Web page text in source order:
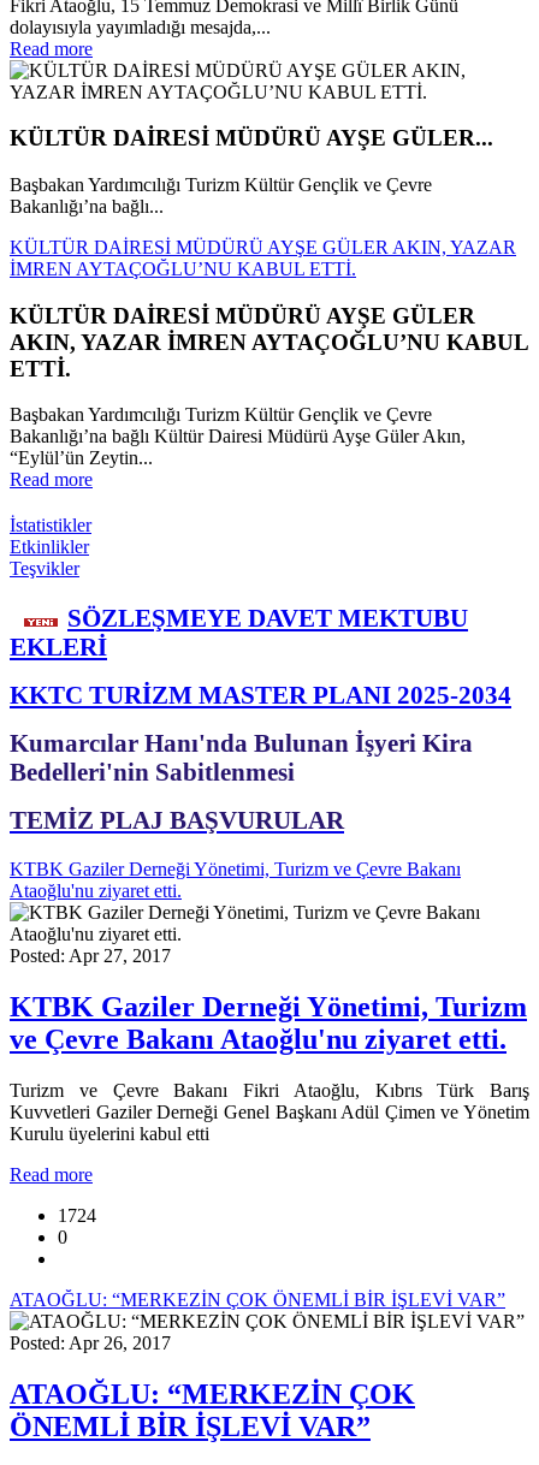
Fikri Ataoğlu, 15 Temmuz Demokrasi ve Millî Birlik Günü
dolayısıyla yayımladığı mesajda,...
Read more
KÜLTÜR DAİRESİ MÜDÜRÜ AYŞE GÜLER...
Başbakan Yardımcılığı Turizm Kültür Gençlik ve Çevre
Bakanlığı’na bağlı...
KÜLTÜR DAİRESİ MÜDÜRÜ AYŞE GÜLER AKIN, YAZAR
İMREN AYTAÇOĞLU’NU KABUL ETTİ.
KÜLTÜR DAİRESİ MÜDÜRÜ AYŞE GÜLER
AKIN, YAZAR İMREN AYTAÇOĞLU’NU KABUL
ETTİ.
Başbakan Yardımcılığı Turizm Kültür Gençlik ve Çevre
Bakanlığı’na bağlı Kültür Dairesi Müdürü Ayşe Güler Akın,
“Eylül’ün Zeytin...
Read more
İstatistikler
Etkinlikler
Teşvikler
SÖZLEŞMEYE DAVET MEKTUBU
EKLERİ
KKTC TURİZM MASTER PLANI 2025-2034
Kumarcılar Hanı'nda Bulunan İşyeri Kira
Bedelleri'nin Sabitlenmesi
TEMİZ PLAJ BAŞVURULAR
KTBK Gaziler Derneği Yönetimi, Turizm ve Çevre Bakanı
Ataoğlu'nu ziyaret etti.
Posted: Apr 27, 2017
KTBK Gaziler Derneği Yönetimi, Turizm
ve Çevre Bakanı Ataoğlu'nu ziyaret etti.
Turizm ve Çevre Bakanı Fikri Ataoğlu, Kıbrıs Türk Barış
Kuvvetleri Gaziler Derneği Genel Başkanı Adül Çimen ve Yönetim
Kurulu üyelerini kabul etti
Read more
1724
0
ATAOĞLU: “MERKEZİN ÇOK ÖNEMLİ BİR İŞLEVİ VAR”
Posted: Apr 26, 2017
ATAOĞLU: “MERKEZİN ÇOK
ÖNEMLİ BİR İŞLEVİ VAR”